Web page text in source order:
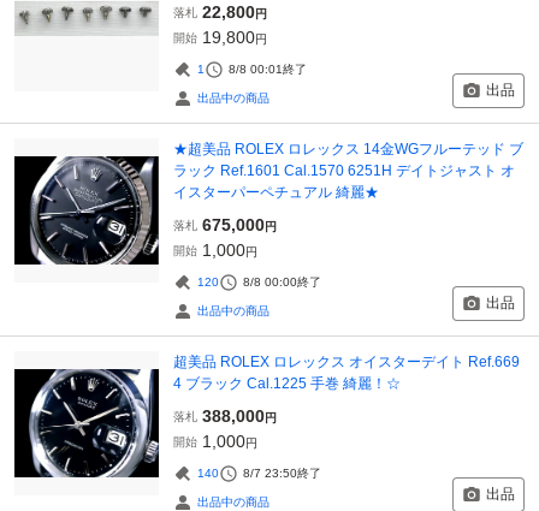
落札 22,800円
開始 19,800円
1 8/8 00:01終了
出品中の商品 出品
★超美品 ROLEX ロレックス 14金WGフルーテッド ブ
ラック Ref.1601 Cal.1570 6251H デイトジャスト オ
イスターパーペチュアル 綺麗★
落札 675,000円
開始 1,000円
120 8/8 00:00終了
出品中の商品 出品
超美品 ROLEX ロレックス オイスターデイト Ref.669
4 ブラック Cal.1225 手巻 綺麗！☆
落札 388,000円
開始 1,000円
140 8/7 23:50終了
出品中の商品 出品